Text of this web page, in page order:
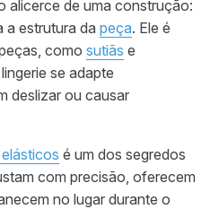
alicerce de uma construção:
a estrutura da peça. Ele é
como sutiãs e
se adapte
deslizar ou causar
é um dos segredos
com precisão, oferecem
no lugar durante o